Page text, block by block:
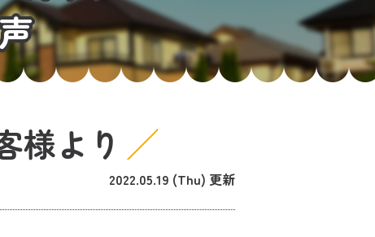
様より
2022.05.19 (Thu) 更新